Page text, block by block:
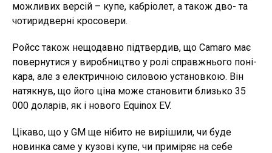
можливих версій – купе, кабріолет, а також дво- та
чотиридверні кросовери.
Ройсс також нещодавно підтвердив, що Camaro має
повернутися у виробництво у ролі справжнього поні-
кара, але з електричною силовою установкою. Він
натякнув, що його ціна може становити близько 35
000 доларів, як і нового Equinox EV.
Цікаво, що у GM ще нібито не вирішили, чи буде
новинка саме у кузові купе, чи приміряє на себе